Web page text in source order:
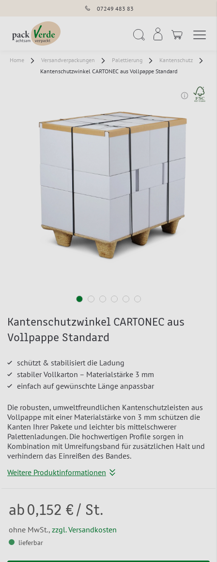
07249 483 83
Home Versandverpackungen Palettierung
Kantenschutz
Kantenschutzwinkel CARTONEC aus Vollpappe Standard
Kantenschutzwinkel CARTONEC aus
Vollpappe Standard
schützt & stabilisiert die Ladung
stabiler Vollkarton – Materialstärke 3 mm
einfach auf gewünschte Länge anpassbar
Die robusten, umweltfreundlichen Kantenschutzleisten aus
Vollpappe mit einer Materialstärke von 3 mm schützen die
Kanten Ihrer Pakete und leichter bis mittelschwerer
Palettenladungen. Die hochwertigen Profile sorgen in
Kombination mit Umreifungsband für zusätzlichen Halt und
verhindern das Einreißen des Bandes.
Weitere Produktinformationen
ab 0,152 € / St.
ohne MwSt., zzgl. Versandkosten
lieferbar